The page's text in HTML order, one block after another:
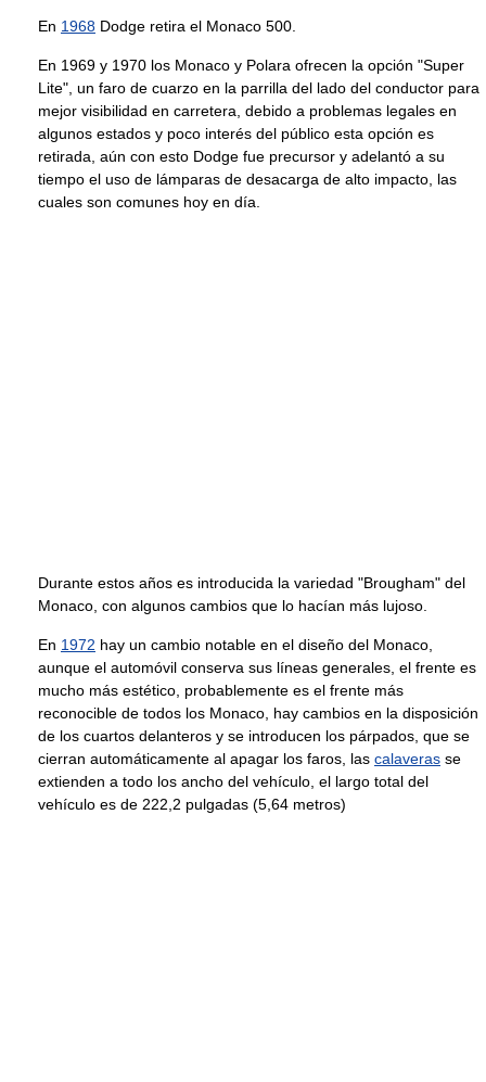
En 1968 Dodge retira el Monaco 500.
En 1969 y 1970 los Monaco y Polara ofrecen la opción "Super
Lite", un faro de cuarzo en la parrilla del lado del conductor para
mejor visibilidad en carretera, debido a problemas legales en
algunos estados y poco interés del público esta opción es
retirada, aún con esto Dodge fue precursor y adelantó a su
tiempo el uso de lámparas de desacarga de alto impacto, las
cuales son comunes hoy en día.
Durante estos años es introducida la variedad "Brougham" del
Monaco, con algunos cambios que lo hacían más lujoso.
En 1972 hay un cambio notable en el diseño del Monaco,
aunque el automóvil conserva sus líneas generales, el frente es
mucho más estético, probablemente es el frente más
reconocible de todos los Monaco, hay cambios en la disposición
de los cuartos delanteros y se introducen los párpados, que se
cierran automáticamente al apagar los faros, las calaveras se
extienden a todo los ancho del vehículo, el largo total del
vehículo es de 222,2 pulgadas (5,64 metros)